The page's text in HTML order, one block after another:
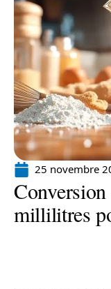
25 novembre
millilitres